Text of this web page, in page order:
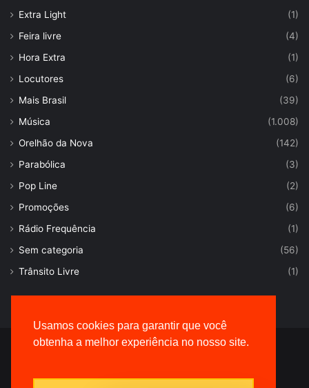
Usamos cookies para garantir que você
obtenha a melhor experiência no nosso site.
Extra Light
(1)
Feira livre
(4)
Hora Extra
(1)
Locutores
(6)
Mais Brasil
(39)
Música
(1.008)
Orelhão da Nova
(142)
Parabólica
(3)
Pop Line
(2)
Promoções
(6)
Rádio Frequência
(1)
Sem categoria
(56)
Trânsito Livre
(1)